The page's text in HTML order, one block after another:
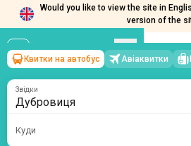
Would you like to view the site in
version of the
Дубровиця→
нд, 9 серпня/1 пасажир
Квитки на автобус Авіаквитки
Звідки
Куди